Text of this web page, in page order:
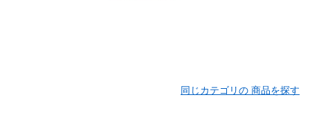
同じカテゴリの 商品を探す